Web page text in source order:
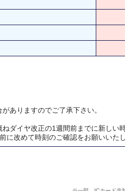
ありますのでご了承下さい。
ダイヤ改正の1週間前までに新しい
改めて時刻のご確認をお願いいたし